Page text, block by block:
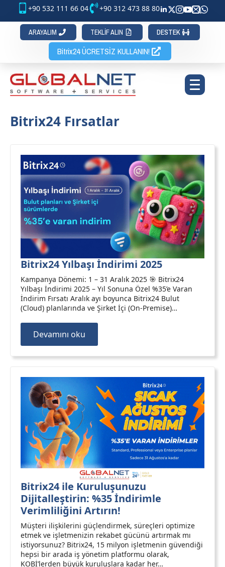
+90 532 111 66 04 +90 312 473 88 80
ARAYALIM TEKLİF ALIN DESTEK
Bitrix24 ÜCRETSİZ KULLANIN!
Bitrix24 Fırsatlar
Bitrix24 Yılbaşı İndirimi 2025
Kampanya Dönemi: 1 – 31 Aralık 2025 🎯 Bitrix24
Yılbaşı İndirimi 2025 – Yıl Sonuna Özel %35’e Varan
İndirim Fırsatı Aralık ayı boyunca Bitrix24 Bulut
(Cloud) planlarında ve Şirket İçi (On-Premise)…
Devamını oku
Bitrix24 ile Kuruluşunuzu
Dijitalleştirin: %35 İndirimle
Verimliliğini Artırın!
Müşteri ilişkilerini güçlendirmek, süreçleri optimize
etmek ve işletmenizin rekabet gücünü artırmak mı
istiyorsunuz? Bitrix24, 15 milyon işletmenin güvendiği
hepsi bir arada iş yönetim platformu olarak,
KOBİ’lerden büyük kuruluşlara kadar her…